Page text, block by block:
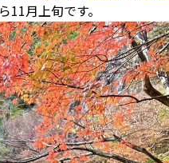
月上旬です。